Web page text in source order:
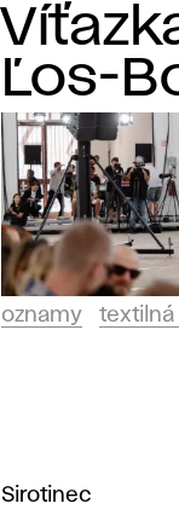
Ľos-
oznamy textilná
Sirotinec